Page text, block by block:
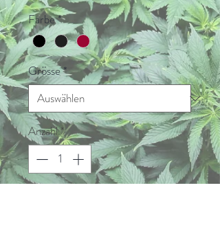
Farbe*
Grösse*
Anzahl*